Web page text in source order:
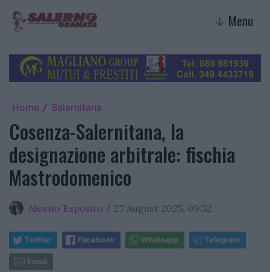
↓ Menu
Home / Salernitana
Cosenza-Salernitana, la
designazione arbitrale: fischia
Mastrodomenico
Alessio Esposito / 27 August 2025, 09:52
Twitter Facebook Whatsapp Telegram
Email